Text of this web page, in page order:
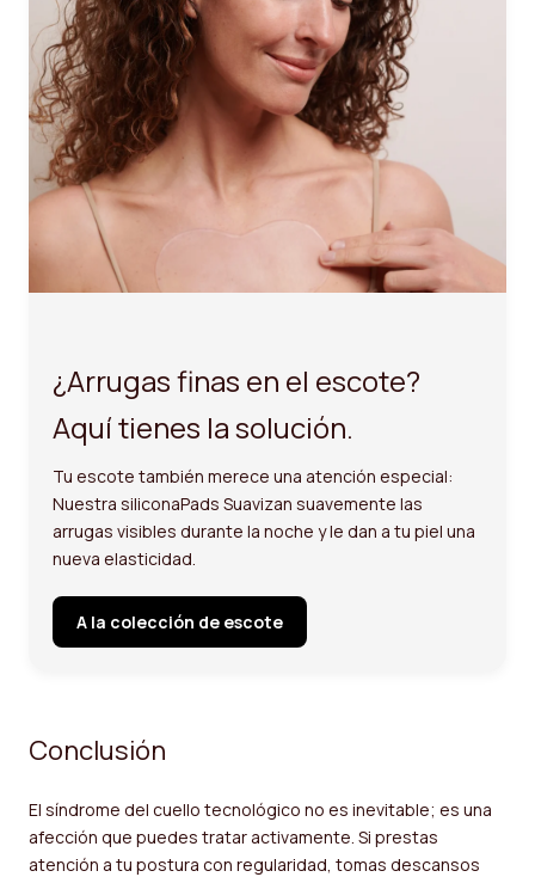
¿Arrugas finas en el escote?
Aquí tienes la solución.
Tu escote también merece una atención especial:
Nuestra siliconaPads Suavizan suavemente las
arrugas visibles durante la noche y le dan a tu piel una
nueva elasticidad.
A la colección de escote
Conclusión
El síndrome del cuello tecnológico no es inevitable; es una
afección que puedes tratar activamente. Si prestas
atención a tu postura con regularidad, tomas descansos